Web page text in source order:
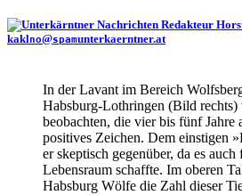
kaklno@spamunterkaerntner.at
In der Lavant im Bereich
Habsburg-Lothringen (Bild rechts)
beobachten, die vier bis fünf Jahre
positives Zeichen. Dem einstigen
er skeptisch gegenüber, da es
Lebensraum schaffte. Im oberen
Habsburg Wölfe die Zahl dieser